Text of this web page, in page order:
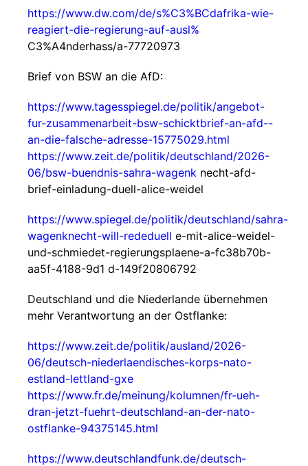
https://www.dw.com/de/s%C3%BCdafrika-wie-
reagiert-die-regierung-auf-ausl%
C3%A4nderhass/a-77720973
Brief von BSW an die AfD:
https://www.tagesspiegel.de/politik/angebot-
fur-zusammenarbeit-bsw-schicktbrief-an-afd--
an-die-falsche-adresse-15775029.html
https://www.zeit.de/politik/deutschland/2026-
06/bsw-buendnis-sahra-wagenk necht-afd-
brief-einladung-duell-alice-weidel
https://www.spiegel.de/politik/deutschland/sahra-
wagenknecht-will-rededuell e-mit-alice-weidel-
und-schmiedet-regierungsplaene-a-fc38b70b-
aa5f-4188-9d1 d-149f20806792
Deutschland und die Niederlande übernehmen
mehr Verantwortung an der Ostflanke:
https://www.zeit.de/politik/ausland/2026-
06/deutsch-niederlaendisches-korps-nato-
estland-lettland-gxe
https://www.fr.de/meinung/kolumnen/fr-ueh-
dran-jetzt-fuehrt-deutschland-an-der-nato-
ostflanke-94375145.html
https://www.deutschlandfunk.de/deutsch-